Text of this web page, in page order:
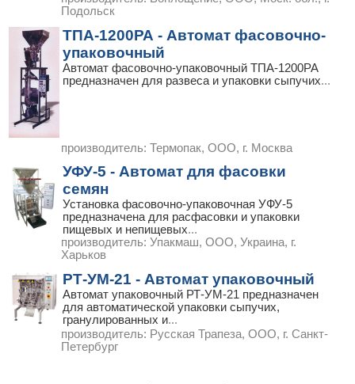
Подольск
ТПА-1200РА - Автомат фасовочно-
упаковочный
Автомат фасовочно-упаковочный ТПА-1200РА
предназначен для развеса и упаковки сыпучих...
производитель: Термопак, ООО, г. Москва
УФУ-5 - Автомат для фасовки
семян
Установка фасовочно-упаковочная УФУ-5
предназначена для расфасовки и упаковки
пищевых и непищевых...
производитель: Упакмаш, ООО, Украина, г.
Харьков
РТ-УМ-21 - Автомат упаковочный
Автомат упаковочный РТ-УМ-21 предназначен
для автоматической упаковки сыпучих,
гранулированных и...
производитель: Русская Трапеза, ООО, г. Санкт-
Петербург